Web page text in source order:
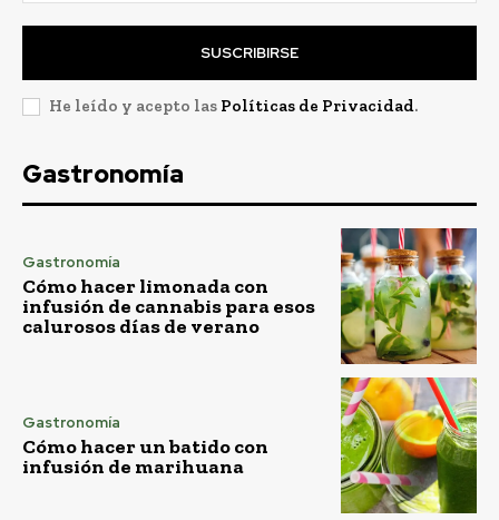
SUSCRIBIRSE
He leído y acepto las Políticas de Privacidad.
Gastronomía
Gastronomía
Cómo hacer limonada con
infusión de cannabis para esos
calurosos días de verano
Gastronomía
Cómo hacer un batido con
infusión de marihuana